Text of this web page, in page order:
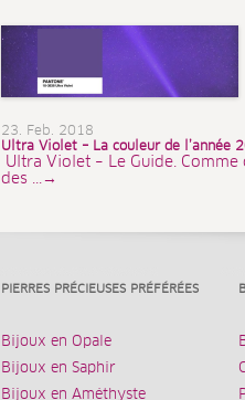
23. Feb. 2018
Ultra Violet – La couleur de l’année
Ultra Violet – Le Guide.
des ...→
PIERRES PRÉCIEUSES PRÉFÉRÉES
Bijoux en Opale
Bijoux en Saphir
Bijoux en Améthyste